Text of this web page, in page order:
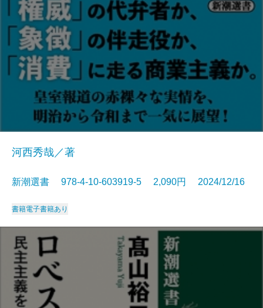
河西秀哉／著
新潮選書 978-4-10-603919-5 2,090円 2024/12/16
書籍電子書籍あり